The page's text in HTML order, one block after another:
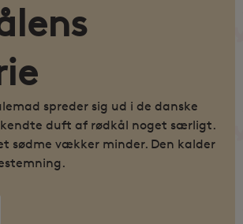
spreder sig ud i de danske
duft af rødkål noget særligt.
sødme vækker minder. Den kalder